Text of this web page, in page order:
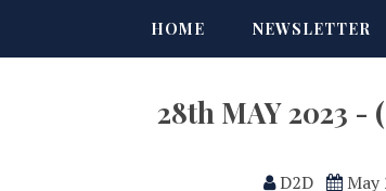
HOME NEWSLETTER
28th MAY 2023
D2D May